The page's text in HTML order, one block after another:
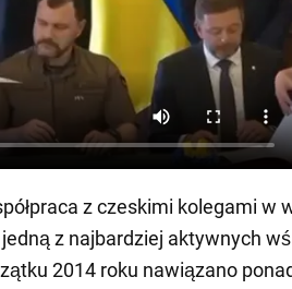
z czeskimi kolegami w
z najbardziej aktywnych
2014 roku nawiązano